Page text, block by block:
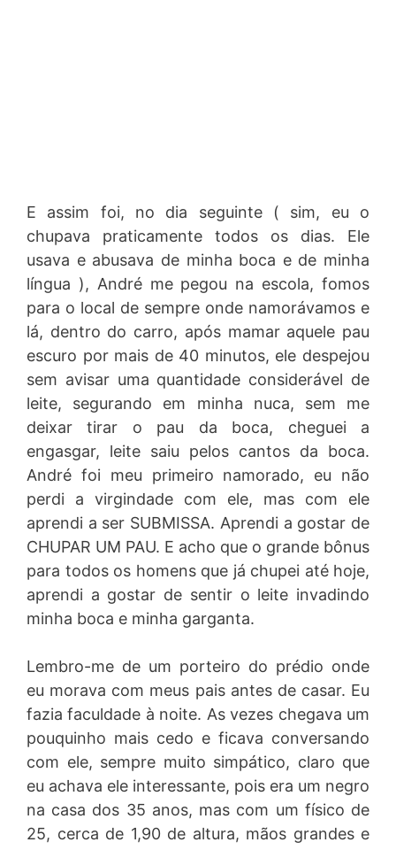
E assim foi, no dia seguinte ( sim, eu o
chupava praticamente todos os dias. Ele
usava e abusava de minha boca e de minha
língua ), André me pegou na escola, fomos
para o local de sempre onde namorávamos e
lá, dentro do carro, após mamar aquele pau
escuro por mais de 40 minutos, ele despejou
sem avisar uma quantidade considerável de
leite, segurando em minha nuca, sem me
deixar tirar o pau da boca, cheguei a
engasgar, leite saiu pelos cantos da boca.
André foi meu primeiro namorado, eu não
perdi a virgindade com ele, mas com ele
aprendi a ser SUBMISSA. Aprendi a gostar de
CHUPAR UM PAU. E acho que o grande bônus
para todos os homens que já chupei até hoje,
aprendi a gostar de sentir o leite invadindo
minha boca e minha garganta.
Lembro-me de um porteiro do prédio onde
eu morava com meus pais antes de casar. Eu
fazia faculdade à noite. As vezes chegava um
pouquinho mais cedo e ficava conversando
com ele, sempre muito simpático, claro que
eu achava ele interessante, pois era um negro
na casa dos 35 anos, mas com um físico de
25, cerca de 1,90 de altura, mãos grandes e